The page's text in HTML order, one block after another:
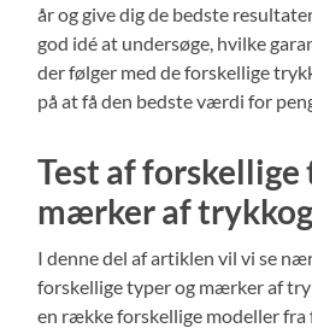
år og give dig de bedste
god idé at undersøge, hvilke
der følger med de forskellige
på at få den bedste værdi for
Test af forskellige
mærker af
I denne del af artiklen vil vi se
forskellige typer og mærker af
en række forskellige modeller fra